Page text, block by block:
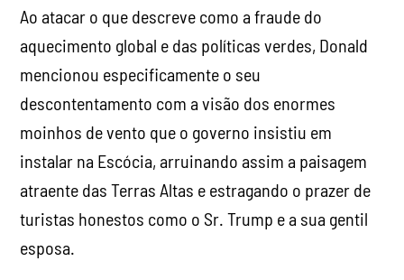
Ao atacar o que descreve como a fraude do
aquecimento global e das políticas verdes, Donald
mencionou especificamente o seu
descontentamento com a visão dos enormes
moinhos de vento que o governo insistiu em
instalar na Escócia, arruinando assim a paisagem
atraente das Terras Altas e estragando o prazer de
turistas honestos como o Sr. Trump e a sua gentil
esposa.